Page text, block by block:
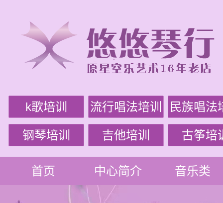
k歌培训 流行唱法培训 民族唱法
钢琴培训 吉他培训 古筝培
首页 中心简介 音乐类